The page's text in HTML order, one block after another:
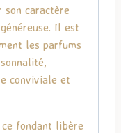
son caractère
Il est
les parfums
conviviale et
fondant libère